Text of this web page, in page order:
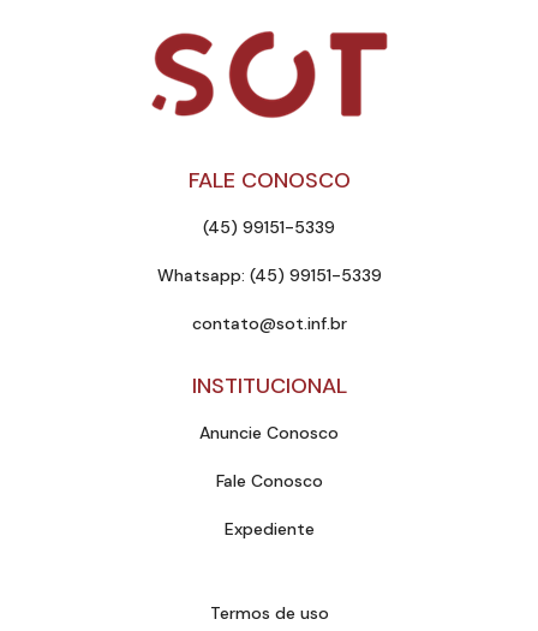
FALE CONOSCO
(45) 99151-5339
Whatsapp: (45) 99151-5339
contato@sot.inf.br
INSTITUCIONAL
Anuncie Conosco
Fale Conosco
Expediente
Termos de uso